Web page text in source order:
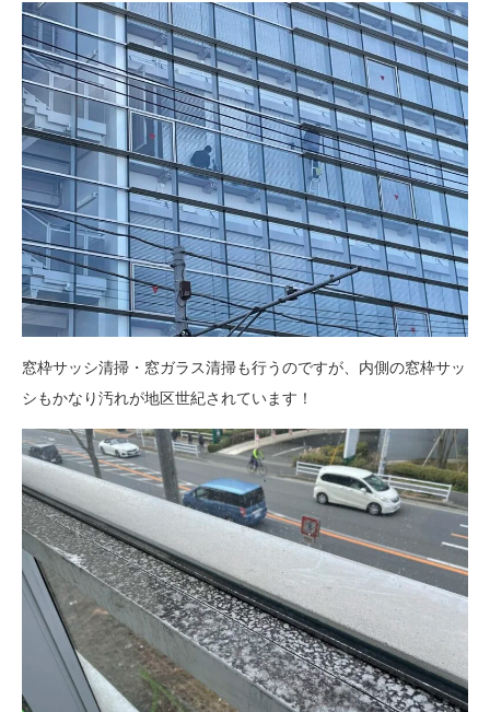
窓枠サッシ清掃・窓ガラス清掃も行うのですが、内側の窓枠サッ
シもかなり汚れが地区世紀されています！